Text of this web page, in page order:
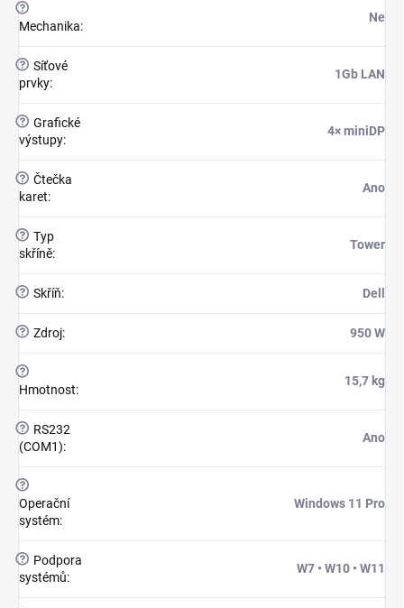
?
Mechanika:
Ne
? Síťové
prvky:
1Gb LAN
? Grafické
výstupy:
4× miniDP
? Čtečka
karet:
Ano
? Typ
skříně:
Tower
? Skříň: Dell
? Zdroj: 950 W
?
Hmotnost:
15,7 kg
?
RS232
(COM1):
Ano
?
Operační
systém:
Windows 11 Pro
?
Podpora
systémů:
W7 • W10 • W11